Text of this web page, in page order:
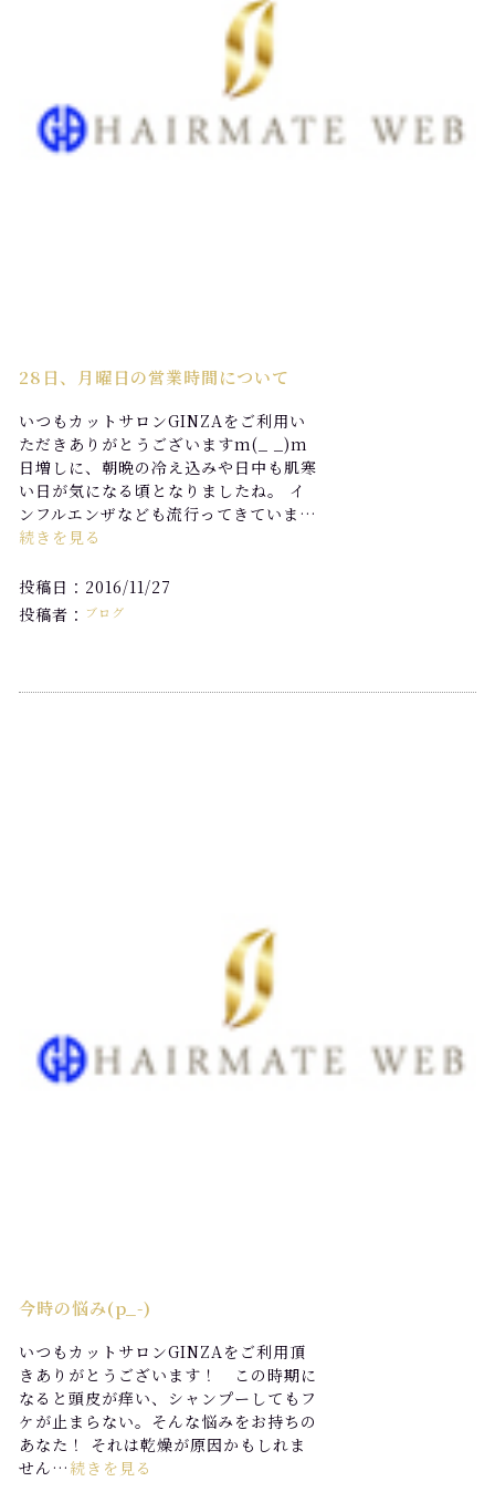
28日、月曜日の営業時間について
いつもカットサロンGINZAをご利用い
ただきありがとうございますm(_ _)m
日増しに、朝晩の冷え込みや日中も肌寒
い日が気になる頃となりましたね。 イ
ンフルエンザなども流行ってきていま…
続きを見る
投稿日：2016/11/27
投稿者： ブログ
今時の悩み(p_-)
いつもカットサロンGINZAをご利用頂
きありがとうございます！ この時期に
なると頭皮が痒い、シャンプーしてもフ
ケが止まらない。そんな悩みをお持ちの
あなた！ それは乾燥が原因かもしれま
せん… 続きを見る